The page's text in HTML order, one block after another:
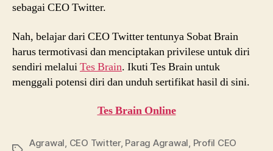
sebagai CEO Twitter.
Nah, belajar dari CEO Twitter tentunya Sobat Brain
harus termotivasi dan menciptakan privilese untuk diri
sendiri melaluiTes Brain. Ikuti Tes Brain untuk
menggali potensi diri dan unduh sertifikat hasil di sini.
Tes Brain Online
Agrawal, CEO Twitter, Parag Agrawal, Profil CEO